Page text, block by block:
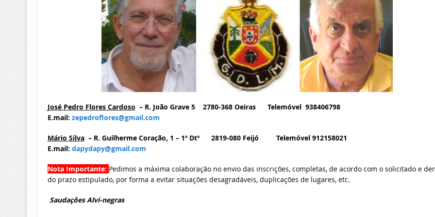
José Pedro Flores Cardoso – R. João Grave 5 2780-368 Oeiras Telemóvel 938406798
E.mail: zepedroflores@gmail.com
Mário Silva– R. Guilherme Coração, 1 – 1º Dtº 2819-080 Feijó Telemóvel 912158021
E.mail: dapydapy@gmail.com
Nota Importante: Pedimos a máxima colaboração no envio das inscrições, completas, de acordo com o solicitado e
do prazo estipulado, por forma a evitar situações desagradáveis, duplicações de lugares, etc.
Saudações Alvi-negras